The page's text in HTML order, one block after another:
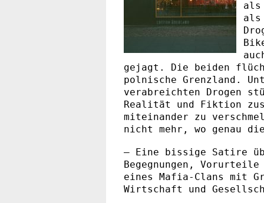
als
als
gejagt. Die beiden
polnische Grenzland.
verabreichten Drogen
Realität und Fiktion
miteinander zu
nicht mehr, wo genau
– Eine bissige Satire
Begegnungen,
eines Mafia-Clans mit
Wirtschaft und